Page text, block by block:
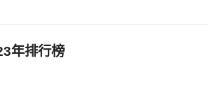
年排行榜